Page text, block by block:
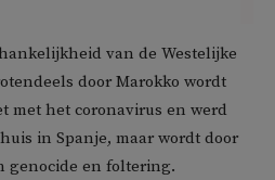
van de Westelijke
door Marokko wordt
met het coronavirus en werd
in Spanje, maar wordt door
genocide en foltering.